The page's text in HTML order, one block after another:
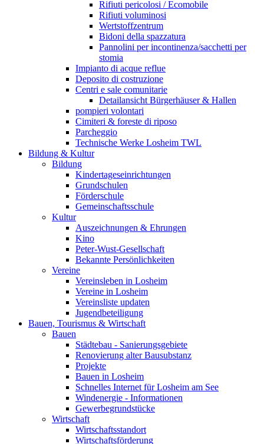
Rifiuti pericolosi / Ecomobile
Rifiuti voluminosi
Wertstoffzentrum
Bidoni della spazzatura
Pannolini per incontinenza/sacchetti per
stomia
Impianto di acque reflue
Deposito di costruzione
Centri e sale comunitarie
Detailansicht Bürgerhäuser & Hallen
pompieri volontari
Cimiteri & foreste di riposo
Parcheggio
Technische Werke Losheim TWL
Bildung & Kultur
Bildung
Kindertageseinrichtungen
Grundschulen
Förderschule
Gemeinschaftsschule
Kultur
Auszeichnungen & Ehrungen
Kino
Peter-Wust-Gesellschaft
Bekannte Persönlichkeiten
Vereine
Vereinsleben in Losheim
Vereine in Losheim
Vereinsliste updaten
Jugendbeteiligung
Bauen, Tourismus & Wirtschaft
Bauen
Städtebau - Sanierungsgebiete
Renovierung alter Bausubstanz
Projekte
Bauen in Losheim
Schnelles Internet für Losheim am See
Windenergie - Informationen
Gewerbegrundstücke
Wirtschaft
Wirtschaftsstandort
Wirtschaftsförderung